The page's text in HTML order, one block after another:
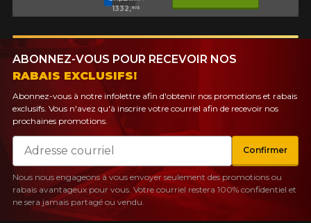
1332,80$
ABONNEZ-VOUS POUR RECEVOIR NOS
RABAIS EXCLUSIFS!
Abonnez-vous à notre infolettre afin d'obtenir nos promotions et rabais
exclusifs. Vous n'avez qu'à inscrire votre courriel afin de recevoir nos
prochaines promotions.
Courriel
Confirmer
Nous nous engageons à vous envoyer seulement des promotions ou
rabais avantageux pour vous. Votre courriel restera 100% confidentiel et
ne sera jamais partagé ou vendu.